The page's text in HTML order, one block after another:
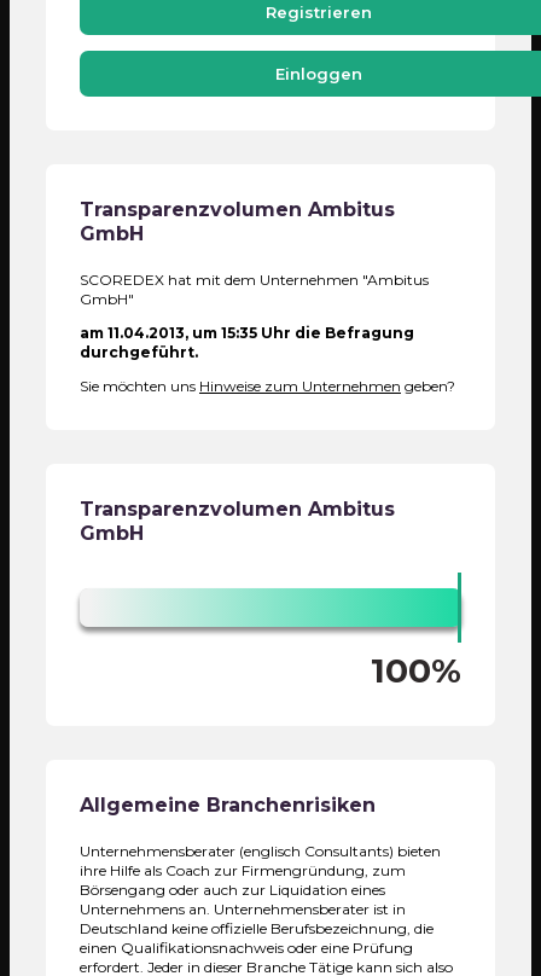
Registrieren
Einloggen
Transparenzvolumen Ambitus
GmbH
SCOREDEX hat mit dem Unternehmen "Ambitus
GmbH"
am 11.04.2013, um 15:35 Uhr die Befragung
durchgeführt.
Sie möchten uns Hinweise zum Unternehmen geben?
Transparenzvolumen Ambitus
GmbH
100%
Allgemeine Branchenrisiken
Unternehmensberater (englisch Consultants) bieten
ihre Hilfe als Coach zur Firmengründung, zum
Börsengang oder auch zur Liquidation eines
Unternehmens an. Unternehmensberater ist in
Deutschland keine offizielle Berufsbezeichnung, die
einen Qualifikationsnachweis oder eine Prüfung
erfordert. Jeder in dieser Branche Tätige kann sich also